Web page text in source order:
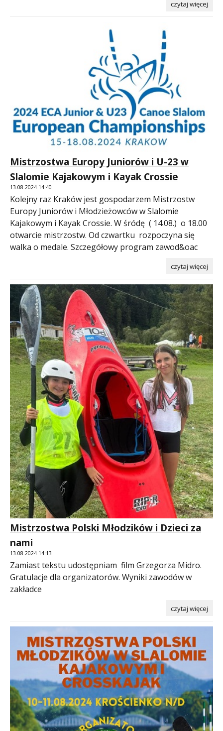
czytaj więcej
Mistrzostwa Europy Juniorów i U-23 w
Slalomie Kajakowym i Kayak Crossie
13.08.2024 14:40
Kolejny raz Kraków jest gospodarzem Mistrzostw
Europy Juniorów i Młodzieżowców w Slalomie
Kajakowym i Kayak Crossie. W śródę ( 14.08.) o 18.00
otwarcie mistrzostw. Od czwartku rozpoczyna się
walka o medale. Szczegółowy program zawod&oac
czytaj więcej
Mistrzostwa Polski Młodzików i Dzieci za
nami
13.08.2024 14:13
Zamiast tekstu udostępniam film Grzegorza Midro.
Gratulacje dla organizatorów. Wyniki zawodów w
zakładce
czytaj więcej